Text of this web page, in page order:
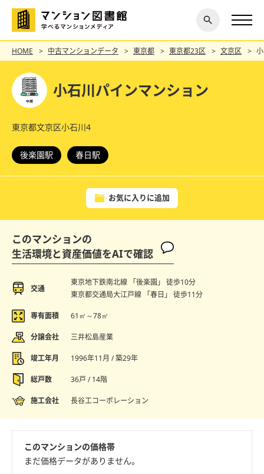
探す
閉じ
る
HOME 中古マンションデータ 東京都 東京都23区 文京区
小石川パインマンション
東京都文京区小石川4
後楽園駅 春日駅
お気に入りに追加
このマンションの
生活環境と資産価値をAIで確認
交通
東京地下鉄南北線 「後楽園」 徒歩10分
東京都交通局大江戸線 「春日」 徒歩11分
専有面積 61㎡～78㎡
分譲会社 三井松島産業
竣工年月 1996年11月 / 築29年
総戸数 36戸 / 14階
施工会社 長谷工コーポレーション
このマンションの価格帯
まだ価格データがありません。